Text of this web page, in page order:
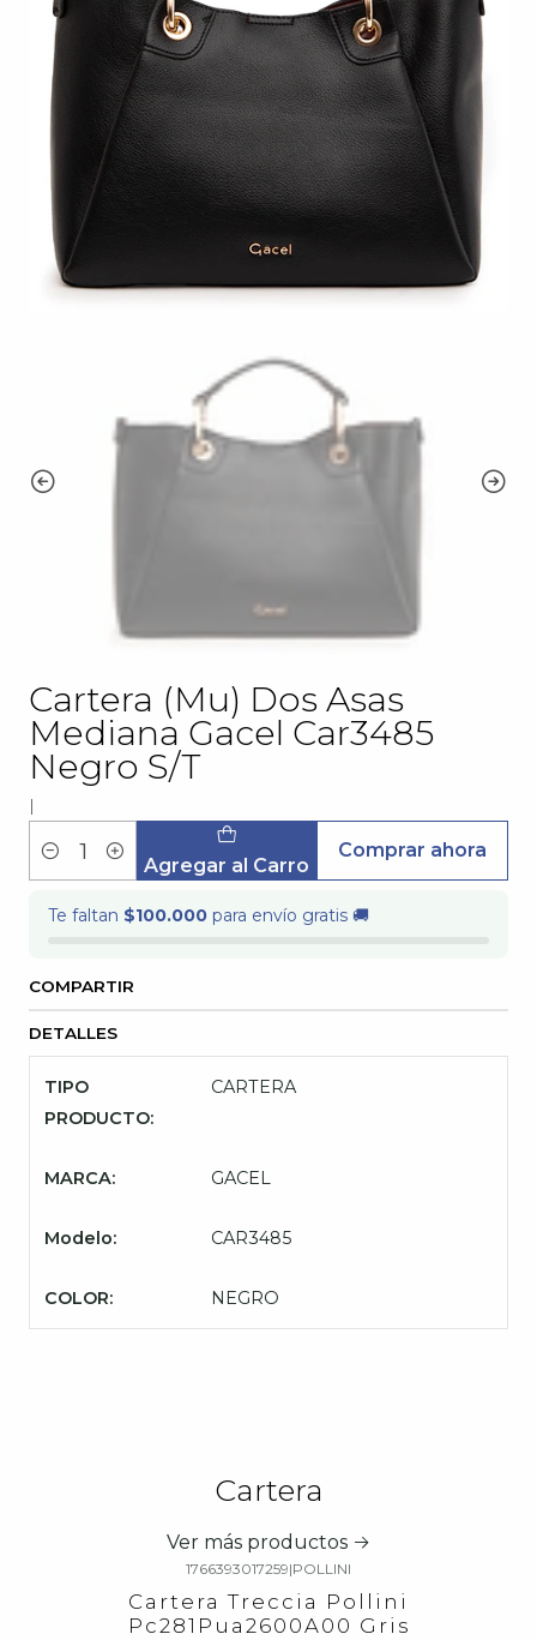
Cartera (Mu) Dos Asas
Mediana Gacel Car3485
Negro S/T
|
Cantidad Agregar al Carro
Comprar ahora
Te faltan $100.000 para envío gratis 🚚
COMPARTIR
DETALLES
TIPO
PRODUCTO:
CARTERA
MARCA: GACEL
Modelo: CAR3485
COLOR: NEGRO
Cartera
Ver más productos
OFF
1766393017259|POLLINI
Cartera Treccia Pollini
Pc281Pua2600A00 Gris